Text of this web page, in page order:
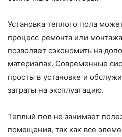
Установка теплого пола
процесс ремонта или
позволяет сэкономить на
материалах. Современные
просты в установке и
затраты на эксплуатацию.
Теплый пол не занимает
помещения, так как все